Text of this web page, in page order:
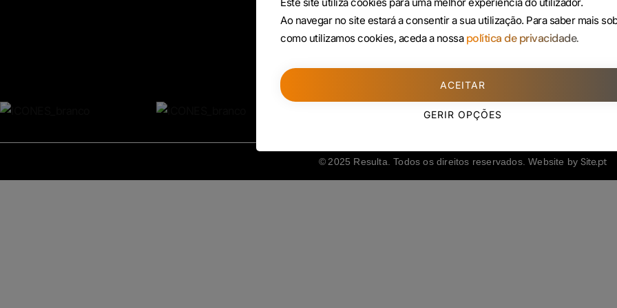
225 432 051
(Custo de uma chamada para rede fixa)
© 2025 Resulta. Todos os direitos reservados. Website bySite.pt
Ao navegar no site estará a consentir a sua utilização. Para saber mais
como utilizamos cookies, aceda a nossa política de privacidade.
ACEITAR
GERIR OPÇÕES